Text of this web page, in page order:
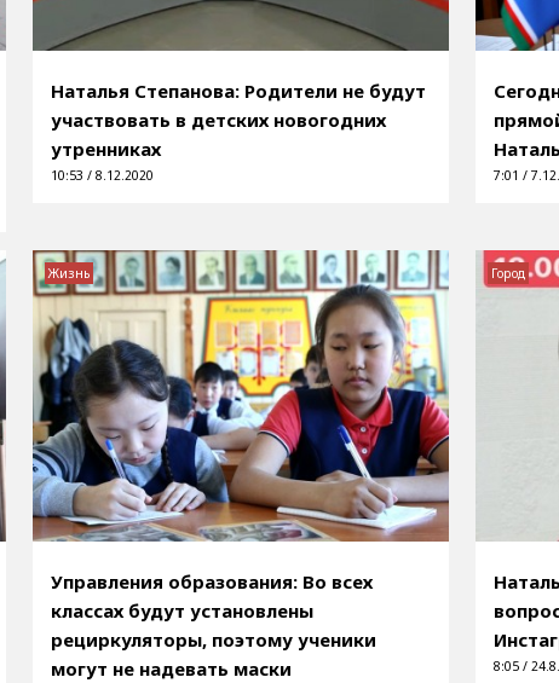
Наталья Степанова: Родители не будут
участвовать в детских новогодних
утренниках
10:53 / 8.12.2020 7:01 /
Управления образования: Во всех
классах будут установлены
рециркуляторы, поэтому ученики
могут не надевать маски
Жизнь
8:05 /
Город